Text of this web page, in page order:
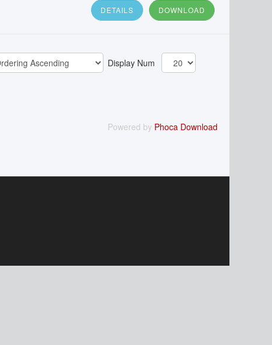
DOWNLOAD
DETAILS
Display Num
Powered by Phoca Download